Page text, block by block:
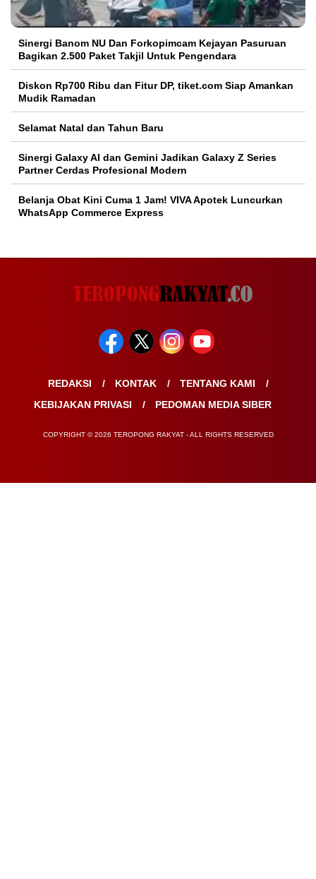
Sinergi Banom NU Dan Forkopimcam Kejayan Pasuruan
Bagikan 2.500 Paket Takjil Untuk Pengendara
Diskon Rp700 Ribu dan Fitur DP, tiket.com Siap Amankan
Mudik Ramadan
Selamat Natal dan Tahun Baru
Sinergi Galaxy AI dan Gemini Jadikan Galaxy Z Series
Partner Cerdas Profesional Modern
Belanja Obat Kini Cuma 1 Jam! VIVA Apotek Luncurkan
WhatsApp Commerce Express
REDAKSI KONTAK
TENTANG KAMI
KEBIJAKAN PRIVASI
PEDOMAN MEDIA SIBER
COPYRIGHT © 2026 TEROPONG RAKYAT - ALL RIGHTS RESERVED